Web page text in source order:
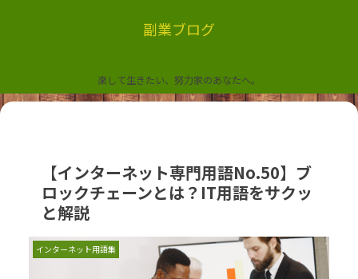
副業ブログ
楽して生きたい、努力家のあなたへ。
【インターネット専門用語No.50】ブ
ロックチェーンとは？IT用語をサクッ
と解説
インターネット用語集